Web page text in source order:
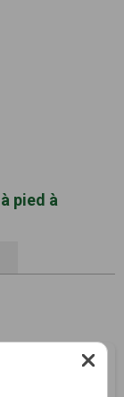
pied à